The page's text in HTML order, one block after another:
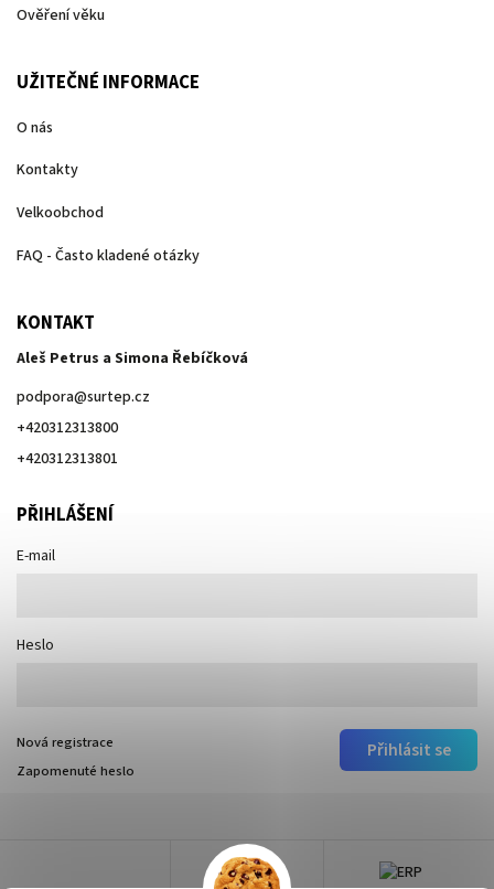
Ověření věku
UŽITEČNÉ INFORMACE
O nás
Kontakty
Velkoobchod
FAQ - Často kladené otázky
KONTAKT
Aleš Petrus a Simona Řebíčková
podpora@surtep.cz
+420312313800
+420312313801
PŘIHLÁŠENÍ
E-mail
Heslo
Přihlásit se
Nová registrace
Zapomenuté heslo